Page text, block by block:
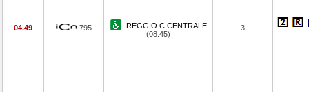
04.49 795
REGGIO C.CENTRALE
(08.45)
3